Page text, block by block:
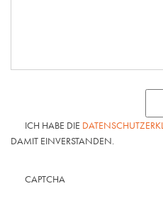
ICH HABE DIE
DAMIT EINVERSTANDEN.
CAPTCHA